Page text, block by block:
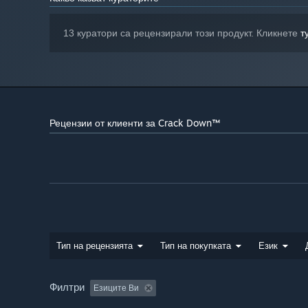
13 куратори са рецензирали този продукт. Кликнете
Рецензии от клиенти за Crack Down™
Тип на рецензията Тип на покупката Език
Филтри Езиците Ви